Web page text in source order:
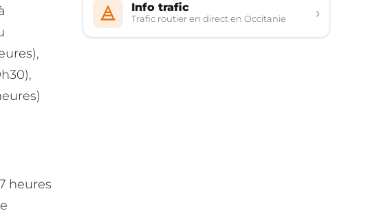
heures
Info trafic
Trafic routier en direct en Occitanie ›